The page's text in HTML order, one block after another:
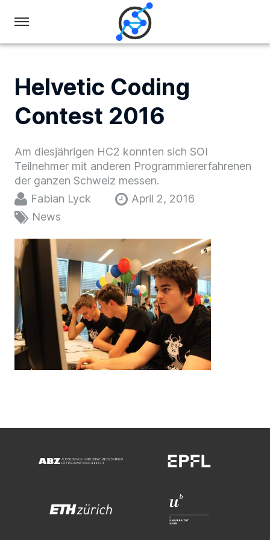
Swiss
Olympiad
in
Informatics
Helvetic Coding
Contest 2016
Am diesjährigen HC2 konnten sich SOI
Teilnehmer mit anderen Programmiererfahrenen
der ganzen Schweiz messen.
Fabian Lyck
April 2, 2016
News